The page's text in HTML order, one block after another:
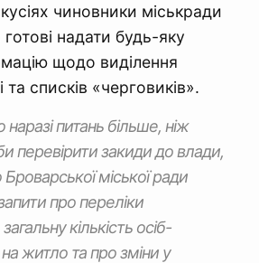
чиновники міськради
надати будь-яку
щодо виділення
та списків «черговиків».
питань більше, ніж
перевірити закиди до влади,
міської ради
про переліки
кількість осіб-
житло та про зміни у